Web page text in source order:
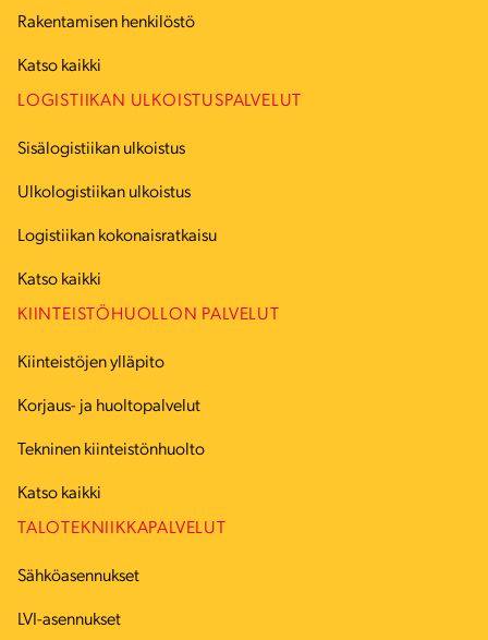
Rakentamisen henkilöstö
Katso kaikki
LOGISTIIKAN ULKOISTUSPALVELUT
Sisälogistiikan ulkoistus
Ulkologistiikan ulkoistus
Logistiikan kokonaisratkaisu
Katso kaikki
KIINTEISTÖHUOLLON PALVELUT
Kiinteistöjen ylläpito
Korjaus- ja huoltopalvelut
Tekninen kiinteistönhuolto
Katso kaikki
TALOTEKNIIKKAPALVELUT
Sähköasennukset
LVI-asennukset